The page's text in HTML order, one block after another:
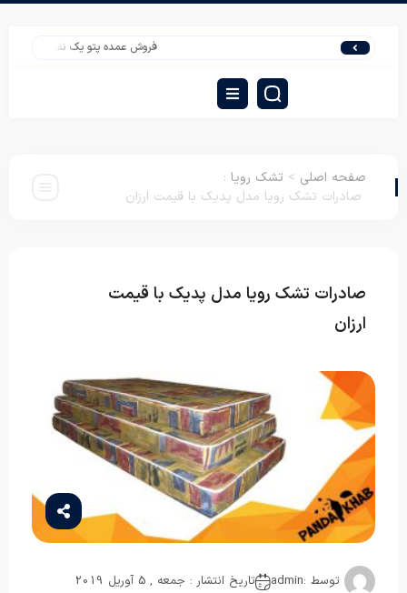
فروش عمده پتو یک نفره | صادرات پتو گل
صفحه اصلی > تشک رویا :
صادرات تشک رویا مدل پدیک با قیمت ارزان
صادرات تشک رویا مدل پدیک با قیمت
ارزان
توسط :admin
تاریخ انتشار : جمعه , 5 آوریل 2019